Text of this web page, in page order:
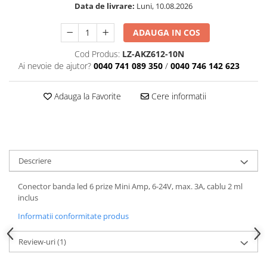
Data de livrare: Luni, 10.08.2026
ADAUGA IN COS
Cod Produs: LZ-AKZ612-10N
Ai nevoie de ajutor? 0040 741 089 350 / 0040 746 142 623
Adauga la Favorite Cere informatii
Descriere
Conector banda led 6 prize Mini Amp, 6-24V, max. 3A, cablu 2 ml
inclus
Informatii conformitate produs
Review-uri(1)